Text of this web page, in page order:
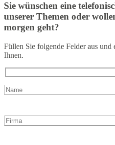
Sie wünschen eine
unserer Themen oder
morgen geht?
Füllen Sie folgende Felder aus und
Ihnen.